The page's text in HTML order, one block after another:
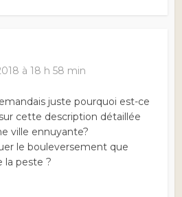
à 18 h 58 min
juste pourquoi est-ce
cette description détaillée
ville ennuyante?
le bouleversement que
la peste ?